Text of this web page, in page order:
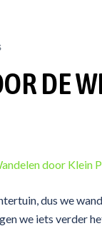
DE
dus we
we iets verder